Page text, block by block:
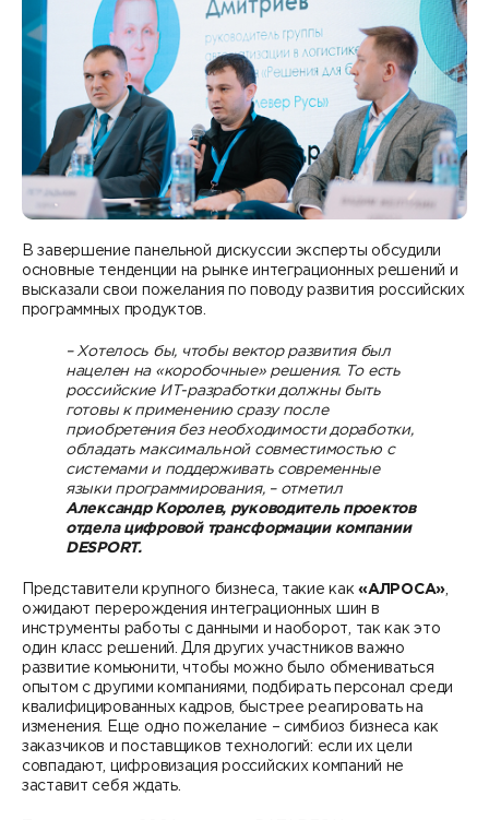
В завершение панельной дискуссии эксперты обсудили
основные тенденции на рынке интеграционных решений и
высказали свои пожелания по поводу развития российских
программных продуктов.
– Хотелось бы, чтобы вектор развития был
нацелен на «коробочные» решения. То есть
российские ИТ-разработки должны быть
готовы к применению сразу после
приобретения без необходимости доработки,
обладать максимальной совместимостью с
системами и поддерживать современные
языки программирования, – отметил
Александр Королев, руководитель проектов
отдела цифровой трансформации компании
DESPORT.
Представители крупного бизнеса, такие как«АЛРОСА»
ожидают перерождения интеграционных шин в
инструменты работы с данными и наоборот, так как это
один класс решений. Для других участников важно
развитие комьюнити, чтобы можно было обмениваться
опытом с другими компаниями, подбирать персонал среди
квалифицированных кадров, быстрее реагировать на
изменения. Еще одно пожелание – симбиоз бизнеса как
заказчиков и поставщиков технологий: если их цели
совпадают, цифровизация российских компаний не
заставит себя ждать.